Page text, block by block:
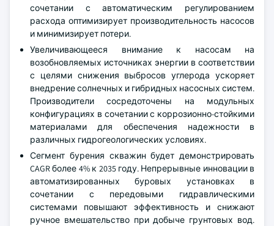
сочетании с автоматическим регулированием
расхода оптимизирует производительность насосов
и минимизирует потери.
Увеличивающееся внимание к насосам на
возобновляемых источниках энергии в соответствии
с целями снижения выбросов углерода ускоряет
внедрение солнечных и гибридных насосных систем.
Производители сосредоточены на модульных
конфигурациях в сочетании с коррозионно-стойкими
материалами для обеспечения надежности в
различных гидрогеологических условиях.
Сегмент бурения скважин будет демонстрировать
CAGR более 4% к 2035 году. Непрерывные инновации в
автоматизированных буровых установках в
сочетании с передовыми гидравлическими
системами повышают эффективность и снижают
ручное вмешательство при добыче грунтовых вод.